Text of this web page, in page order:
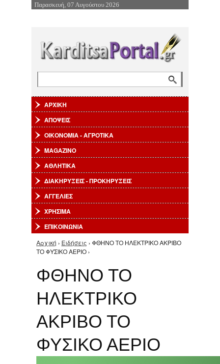
Επιστροφή στην Πλοήγηση
Παρασκευή, 07 Αυγούστου 2026
ΑΡΧΙΚΗ
ΑΠΟΨΕΙΣ
ΟΙΚΟΝΟΜΙΑ - ΑΓΡΟΤΙΚΑ
MAGAZINO
ΑΘΛΗΤΙΚΑ
ΔΙΑΚΗΡΥΞΕΙΣ - ΠΡΟΚΗΡΥΞΕΙΣ
ΑΓΓΕΛΙΕΣ
ΧΡΗΣΙΜΑ
ΕΠΙΚΟΙΝΩΝΙΑ
Είστε εδώ
Αρχική › Ειδήσεις › ΦΘΗΝΟ ΤΟ ΗΛΕΚΤΡΙΚΟ ΑΚΡΙΒΟ
ΤΟ ΦΥΣΙΚΟ ΑΕΡΙΟ ›
ΦΘΗΝΟ ΤΟ
ΗΛΕΚΤΡΙΚΟ
ΑΚΡΙΒΟ ΤΟ
ΦΥΣΙΚΟ ΑΕΡΙΟ